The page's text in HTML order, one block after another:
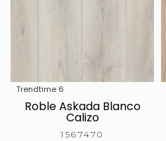
Trendtime 6
Roble Askada Blanco
Calizo
1567470